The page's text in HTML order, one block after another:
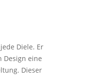
Diele. Er
Design eine
Dieser